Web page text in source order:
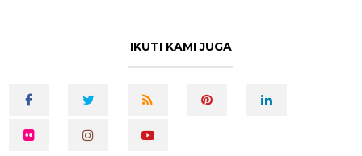
IKUTI KAMI JUGA